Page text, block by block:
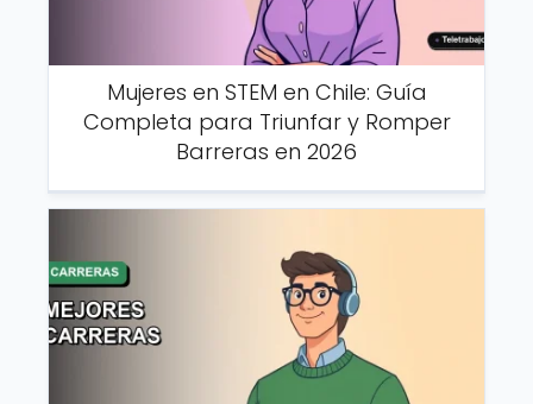
Mujeres en STEM en Chile: Guía
Completa para Triunfar y Romper
Barreras en 2026